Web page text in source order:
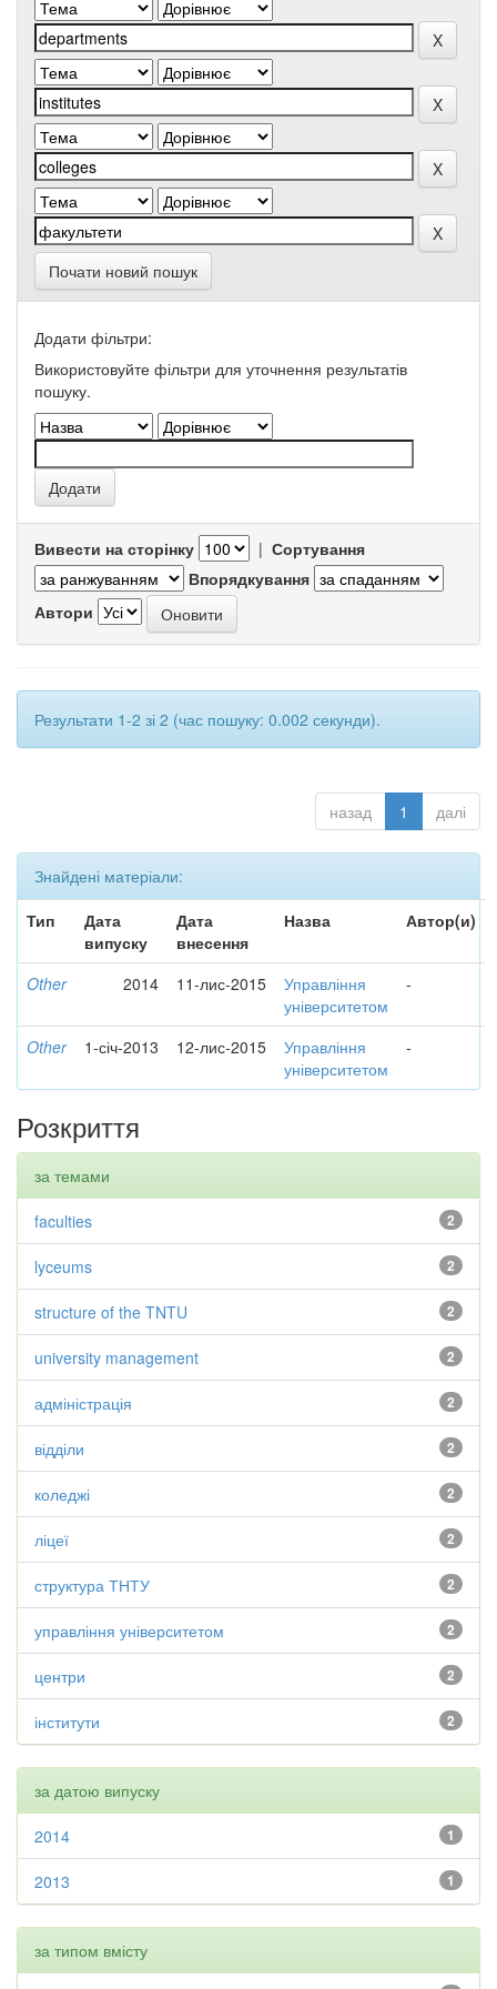
Почати новий пошук
Додати фільтри:
Використовуйте фільтри для уточнення результатів
пошуку.
Вивести на сторінку | Сортування
Впорядкування
Автори
Результати 1-2 зі 2 (час пошуку: 0.002 секунди).
назад 1 далі
Знайдені матеріали:
Тип
Дата
випуску
Дата
внесення
Назва Автор(и)
Other 2014 11-лис-2015
Управління
університетом
-
Other 1-січ-2013 12-лис-2015
Управління
університетом
-
Розкриття
за темами
2
faculties
2
lyceums
2
structure of the TNTU
2
university management
2
адміністрація
2
відділи
2
коледжі
2
ліцеї
2
структура ТНТУ
2
управління університетом
2
центри
2
інститути
за датою випуску
1
2014
1
2013
за типом вмісту